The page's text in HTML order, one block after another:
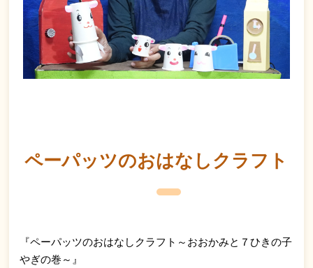
ペーパッツのおはなしクラフト
『ペーパッツのおはなしクラフト～おおかみと７ひきの子
やぎの巻～』